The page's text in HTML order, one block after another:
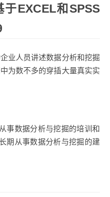
于EXCEL和SPSS
业人员讲述数据分析和挖掘
为数不多的穿插大量真实实
事数据分析与挖掘的培训和
期从事数据分析与挖掘的建